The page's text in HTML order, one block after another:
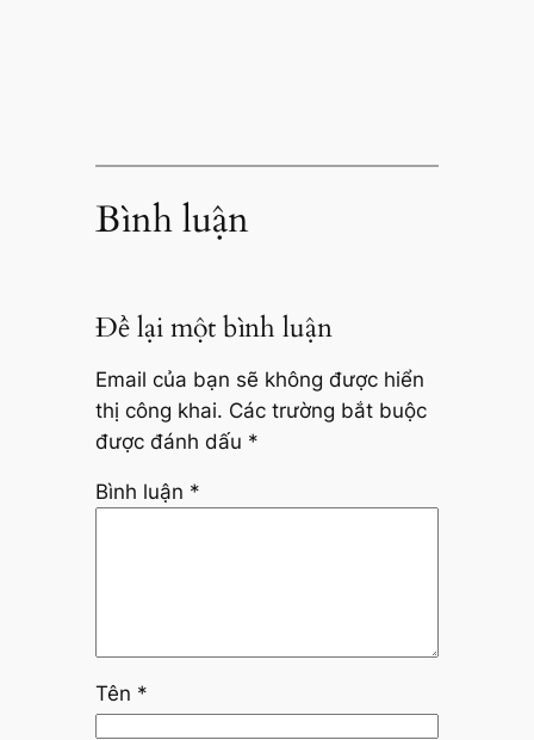
Bình luận
Để lại một bình luận
Email của bạn sẽ không được hiển
thị công khai. Các trường bắt buộc
được đánh dấu *
Bình luận *
Tên *